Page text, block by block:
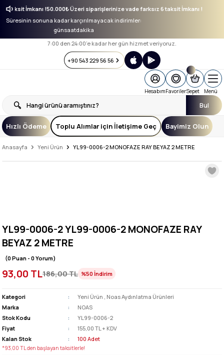
6 taksit İmkanı !50.000₺ Üzeri siparişlerinize vade farksız 6 taksit İmkanı !
Süresinin sonuna kadar karçırılmayacak indirimler:
günsaatdakika
7:00 den 24:00’e kadar her gün hizmet veriyoruz.
+90 543 229 56 56
Bul
HesabımFavorilerSepet Menü
Hızlı Ödeme Toplu Alımlar için İletişime Geç Bayimiz Olun
Anasayfa Yeni Ürün YL99-0006-2 MONOFAZE RAY BEYAZ 2 METRE
YL99-0006-2 YL99-0006-2 MONOFAZE RAY
BEYAZ 2 METRE
(0 Puan - 0 Yorum)
93,00 TL186,00 TL %50İndirim
Kategori Yeni Ürün , Noas Aydınlatma Ürünleri
Marka
NOAS
Stok Kodu
YL99-0006-2
Fiyat
155,00 TL + KDV
Kalan Stok
100 Adet
*93,00 TL den başlayan taksitlerle!